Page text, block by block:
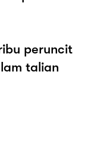
peruncit
talian